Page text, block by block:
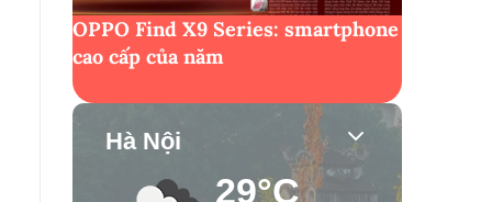
OPPO Find X9 Series: smartphone
cao cấp của năm
Hà Nội
29°C